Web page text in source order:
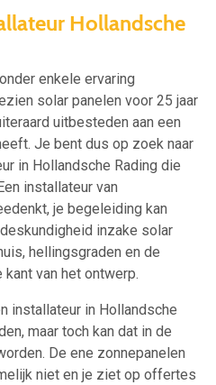
Hollandsche
enkele ervaring
solar panelen voor 25 jaar
uitbesteden aan een
Je bent dus op zoek naar
in Hollandsche Rading die
installateur van
je begeleiding kan
inzake solar
hellingsgraden en de
van het ontwerp.
installateur in Hollandsche
maar toch kan dat in de
De ene zonnepanelen
niet en je ziet op offertes